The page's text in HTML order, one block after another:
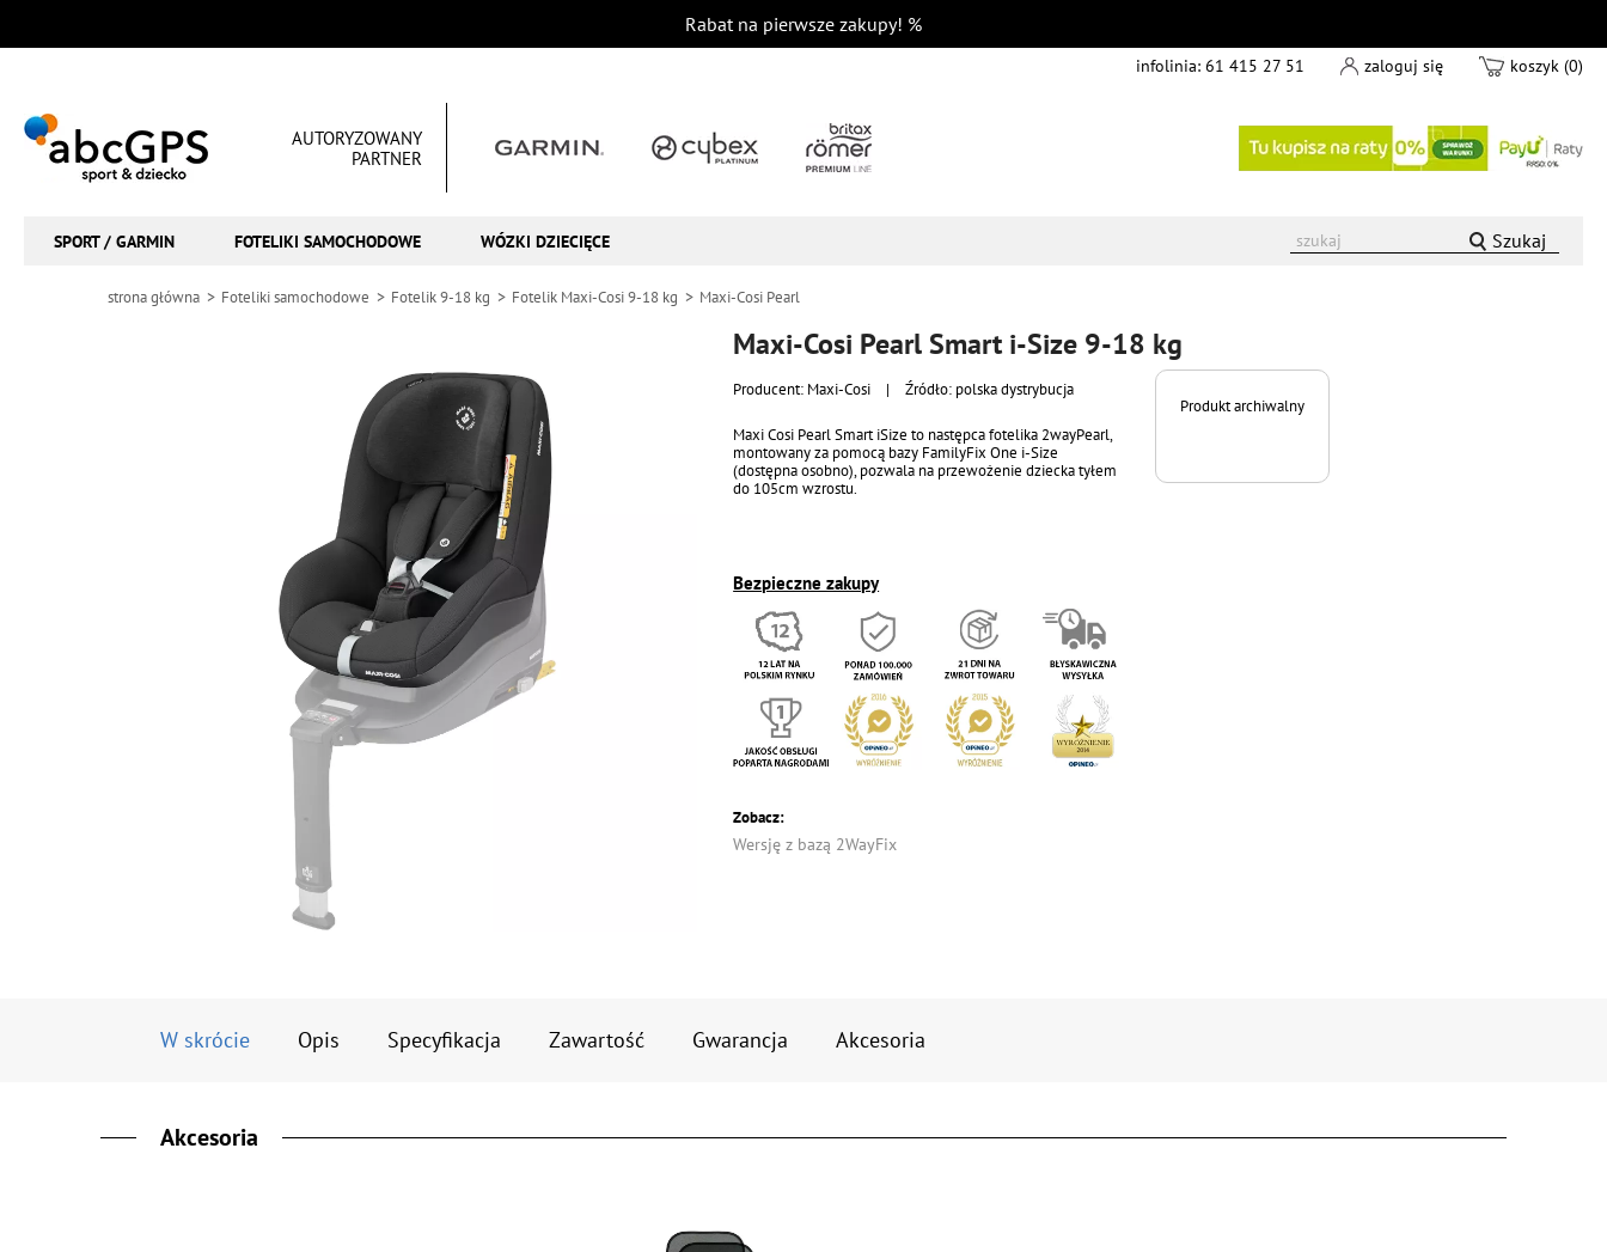
Rabat na pierwsze zakupy! %
infolinia: 61 415 27 51 zaloguj się koszyk (0)
AUTORYZOWANY
PARTNER
SPORT / GARMIN FOTELIKI SAMOCHODOWE WÓZKI DZIECIĘCE Szukaj
strona główna Foteliki samochodowe Fotelik 9-18 kg Fotelik Maxi-Cosi 9-18 kg Maxi-Cosi Pearl
Maxi-Cosi Pearl Smart i-Size 9-18 kg
Producent: Maxi-Cosi | Źródło: polska dystrybucja
Maxi Cosi Pearl Smart iSize to następca fotelika 2wayPearl,
montowany za pomocą bazy FamilyFix One i-Size
(dostępna osobno), pozwala na przewożenie dziecka tyłem
do 105cm wzrostu.
Bezpieczne zakupy
Zobacz:
Wersję z bazą 2WayFix
Produkt archiwalny
W skrócie Opis Specyfikacja Zawartość Gwarancja Akcesoria
Akcesoria